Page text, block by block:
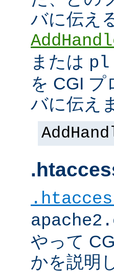
バに伝え
または pl
を CGI
バに伝え
やって
かを説明